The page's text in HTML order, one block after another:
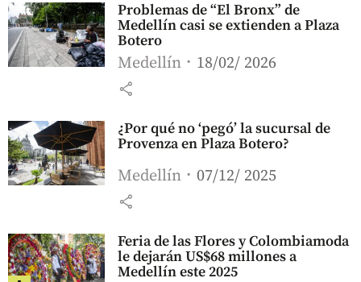
Problemas de “El Bronx” de
Medellín casi se extienden a Plaza
Botero
Medellín 18/02/ 2026
share
¿Por qué no ‘pegó’ la sucursal de
Provenza en Plaza Botero?
Medellín 07/12/ 2025
share
Feria de las Flores y Colombiamoda
le dejarán US$68 millones a
Medellín este 2025